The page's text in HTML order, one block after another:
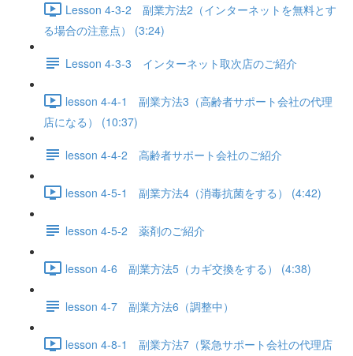
Lesson 4-3-2 副業方法2（インターネットを無料とす
る場合の注意点） (3:24)
Lesson 4-3-3 インターネット取次店のご紹介
lesson 4-4-1 副業方法3（高齢者サポート会社の代理
店になる） (10:37)
lesson 4-4-2 高齢者サポート会社のご紹介
lesson 4-5-1 副業方法4（消毒抗菌をする） (4:42)
lesson 4-5-2 薬剤のご紹介
lesson 4-6 副業方法5（カギ交換をする） (4:38)
lesson 4-7 副業方法6（調整中）
lesson 4-8-1 副業方法7（緊急サポート会社の代理店